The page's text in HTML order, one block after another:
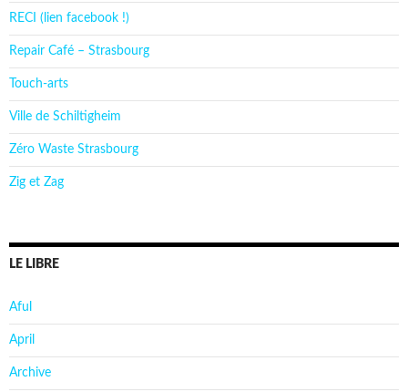
RECI (lien facebook !)
Repair Café – Strasbourg
Touch-arts
Ville de Schiltigheim
Zéro Waste Strasbourg
Zig et Zag
LE LIBRE
Aful
April
Archive